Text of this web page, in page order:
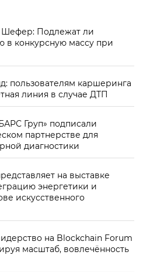
Подлежат ли
в конкурсную массу при
пользователям каршеринга
линия в случае ДТП
Груп» подписали
партнерстве для
диагностики
на выставке
энергетики и
искусственного
на Blockchain Forum
масштаб, вовлечённость